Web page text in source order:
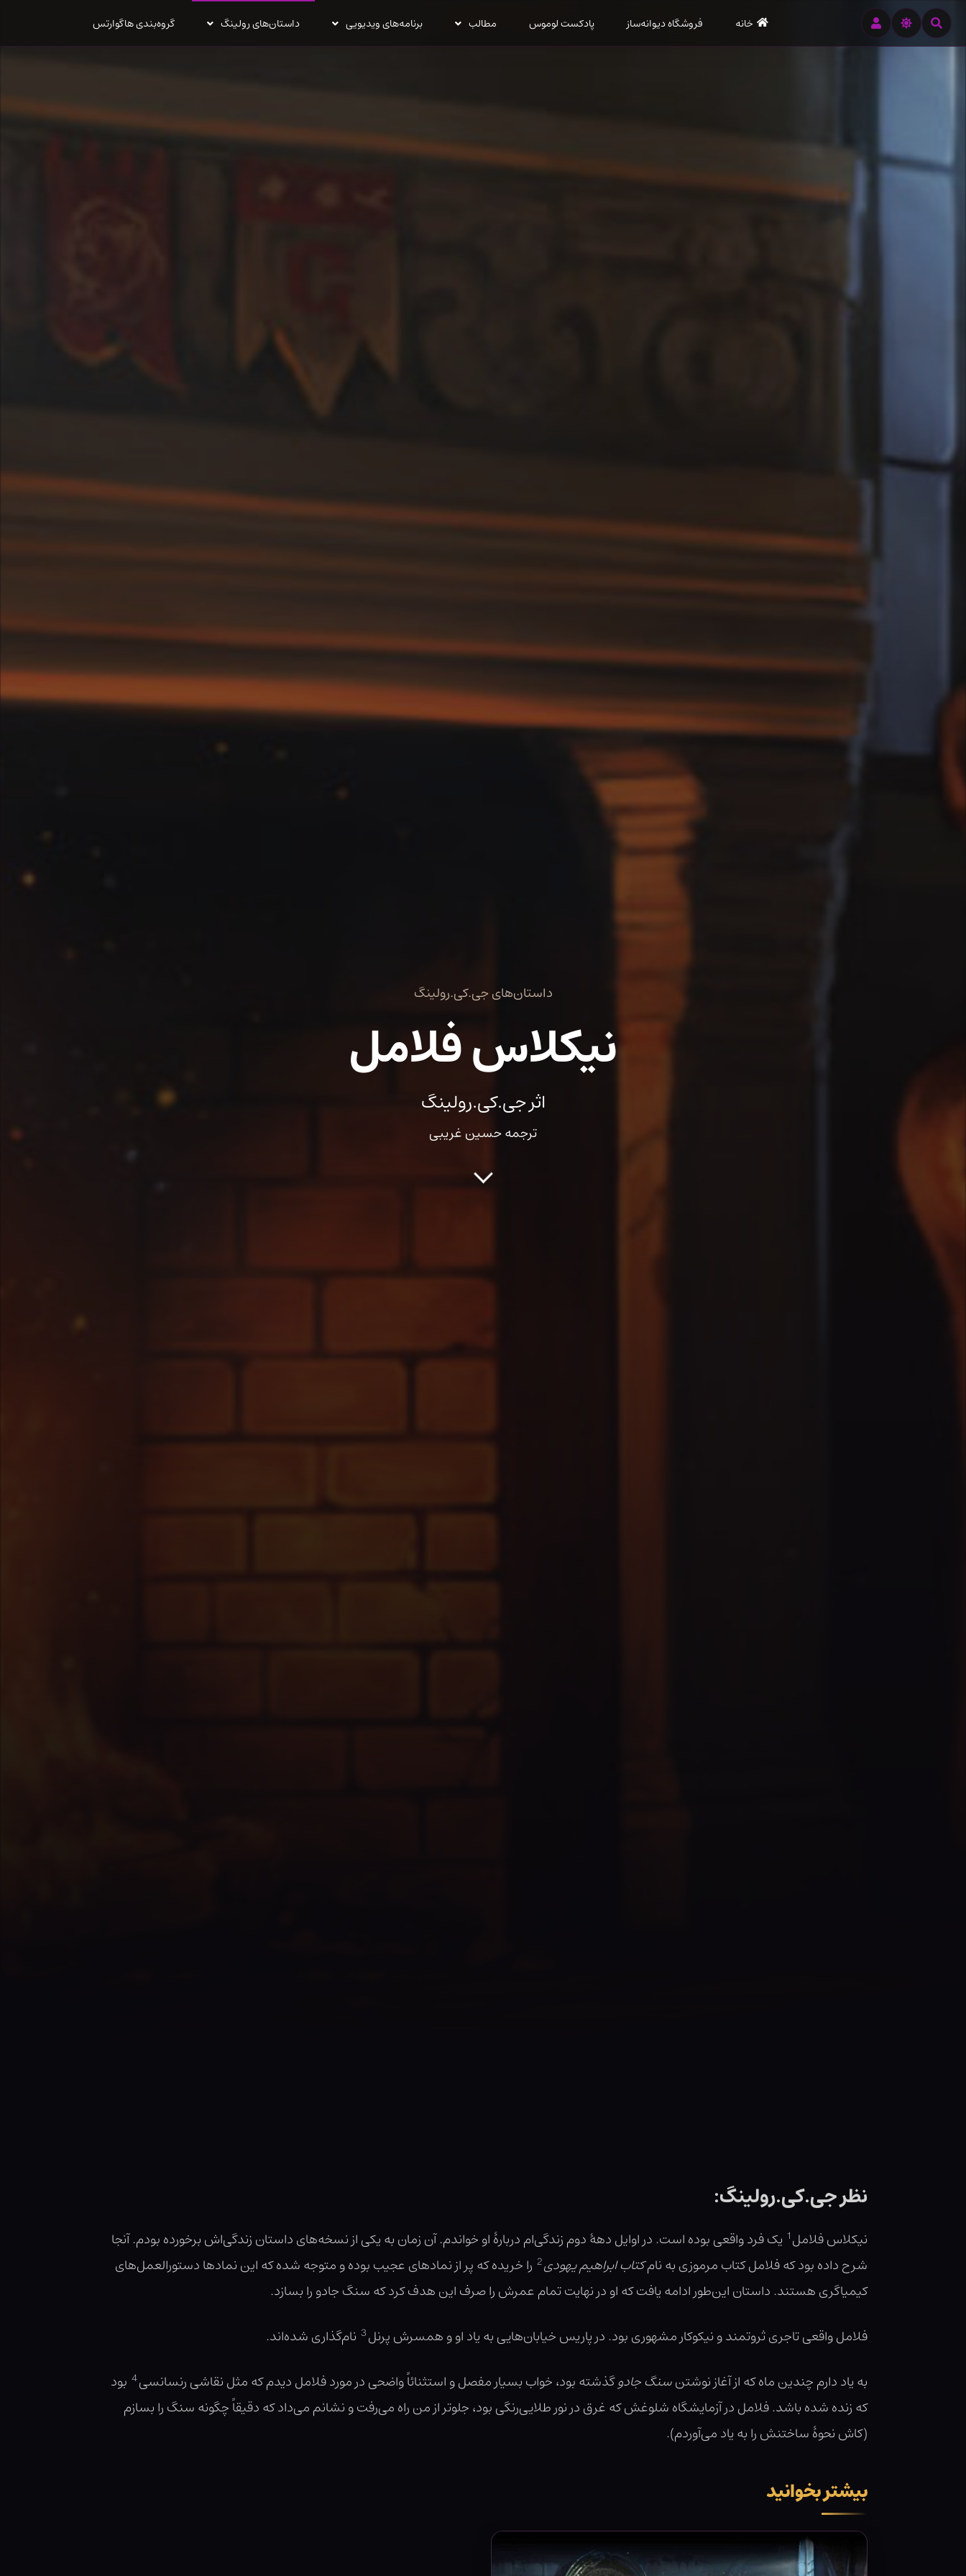
ورود
خانه فروشگاه دیوانه‌ساز پادکست لوموس مطالب برنامه‌های ویدیویی داستان‌های رولینگ گروه‌بندی هاگوارتس
داستان‌های جی.کی.رولینگ
نیکلاس فلامل
اثر جی.کی.رولینگ
ترجمه حسین غریبی
نظر جی.کی.رولینگ:
نیکلاس فلامل1 یک فرد واقعی بوده است. در اوایل دهۀ دوم زندگی‌ام دربارۀ او خواندم. آن زمان به یکی از نسخه‌های داستان زندگی‌اش برخورده بودم. آنجا
شرح داده بود که فلامل کتاب مرموزی به نامکتاب ابراهیم یهودی2 را خریده که پر از نمادهای عجیب بوده و متوجه شده که این نمادها دستورالعمل‌های
کیمیاگری هستند. داستان این‌طور ادامه یافت که او در نهایت تمام عمرش را صرف این هدف کرد که سنگ جادو را بسازد.
فلامل واقعی تاجری ثروتمند و نیکوکار مشهوری بود. در پاریس خیابان‌هایی به یاد او و همسرش پرنل3 نام‌گذاری شده‌اند.
به یاد دارم چندین ماه که از آغاز نوشتنسنگ جادوگذشته بود، خواب بسیار مفصل و استثنائاً واضحی در مورد فلامل دیدم که مثل نقاشی رنسانسی4 بود
که زنده شده باشد. فلامل در آزمایشگاه شلوغش که غرق در نور طلایی‌رنگی بود، جلوتر از من راه می‌رفت و نشانم می‌داد که دقیقاً چگونه سنگ را بسازم
(کاش نحوۀ ساختنش را به یاد می‌آوردم).
بیشتر بخوانید